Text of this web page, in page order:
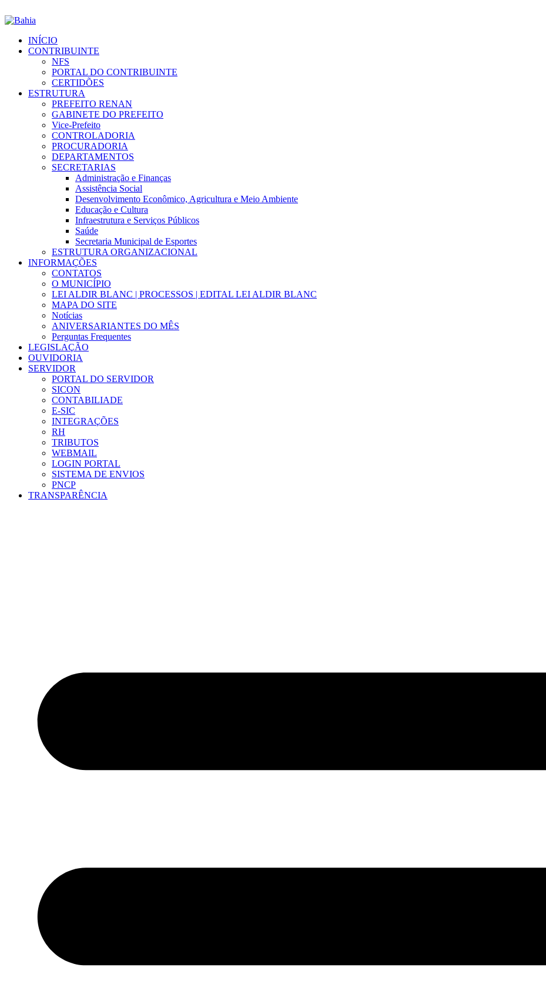
INÍCIO
CONTRIBUINTE
NFS
PORTAL DO CONTRIBUINTE
CERTIDÕES
ESTRUTURA
PREFEITO RENAN
GABINETE DO PREFEITO
Vice-Prefeito
CONTROLADORIA
PROCURADORIA
DEPARTAMENTOS
SECRETARIAS
Administração e Finanças
Assistência Social
Desenvolvimento Econômico, Agricultura e Meio Ambiente
Educação e Cultura
Infraestrutura e Serviços Públicos
Saúde
Secretaria Municipal de Esportes
ESTRUTURA ORGANIZACIONAL
INFORMAÇÕES
CONTATOS
O MUNICÍPIO
LEI ALDIR BLANC | PROCESSOS | EDITAL LEI ALDIR BLANC
MAPA DO SITE
Notícias
ANIVERSARIANTES DO MÊS
Perguntas Frequentes
LEGISLAÇÃO
OUVIDORIA
SERVIDOR
PORTAL DO SERVIDOR
SICON
CONTABILIADE
E-SIC
INTEGRAÇÕES
RH
TRIBUTOS
WEBMAIL
LOGIN PORTAL
SISTEMA DE ENVIOS
PNCP
TRANSPARÊNCIA